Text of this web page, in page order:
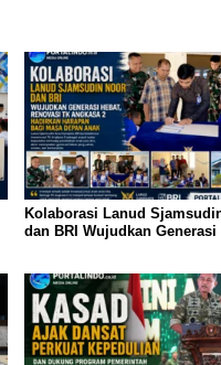
Kolaborasi Lanud
dan BRI Wujudkan Generasi